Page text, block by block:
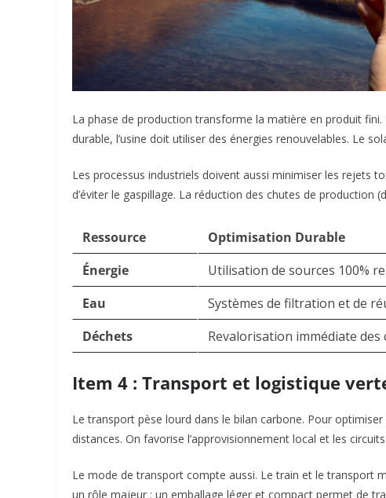
La phase de production transforme la matière en produit
durable, l’usine doit utiliser des énergies renouvelables. Le
Les processus industriels doivent aussi minimiser les rejets
d’éviter le gaspillage. La réduction des chutes de
Ressource
Optimisation Durable
Énergie
Utilisation de sources 100%
Eau
Systèmes de filtration et de
Déchets
Revalorisation immédiate
Item 4 : Transport et logistique
Le transport pèse lourd dans le bilan carbone. Pour
distances. On favorise l’approvisionnement local et les
Le mode de transport compte aussi. Le train et le transport
un rôle majeur : un emballage léger et compact permet de